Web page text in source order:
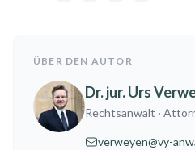
ÜBER DEN AUTOR
Dr. jur. Urs
Rechtsanwalt ·
verweyen@vy-